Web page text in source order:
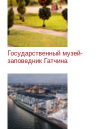
Государственный музей-
заповедник Гатчина